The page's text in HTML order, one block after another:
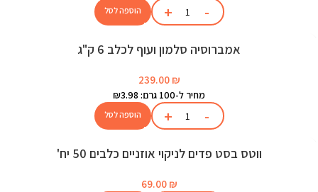
הוספה לסל
אמברוסיה סלמון ועוף לכלב 6 ק"ג
239.00 ₪
מחיר ל-100 גרם: ₪3.98
הוספה לסל
ווטס בסט פדים לניקוי אוזניים כלבים 50 יח'
69.00 ₪